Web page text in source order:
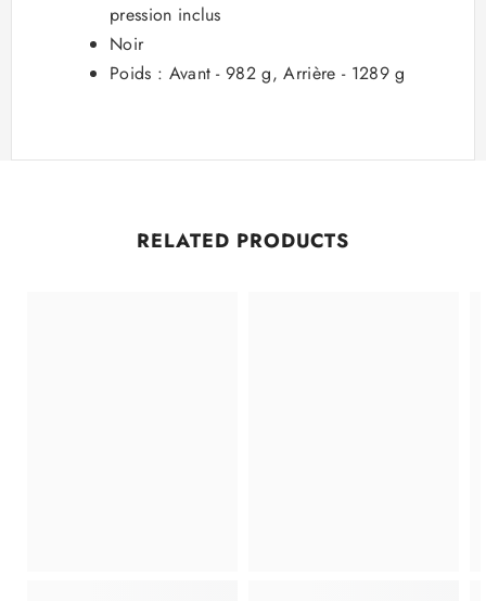
pression inclus
Noir
Poids : Avant - 982 g, Arrière - 1289 g
RELATED PRODUCTS